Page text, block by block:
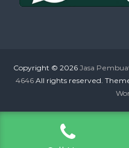
Copyright © 2026 Jasa
4646All rights reserved.